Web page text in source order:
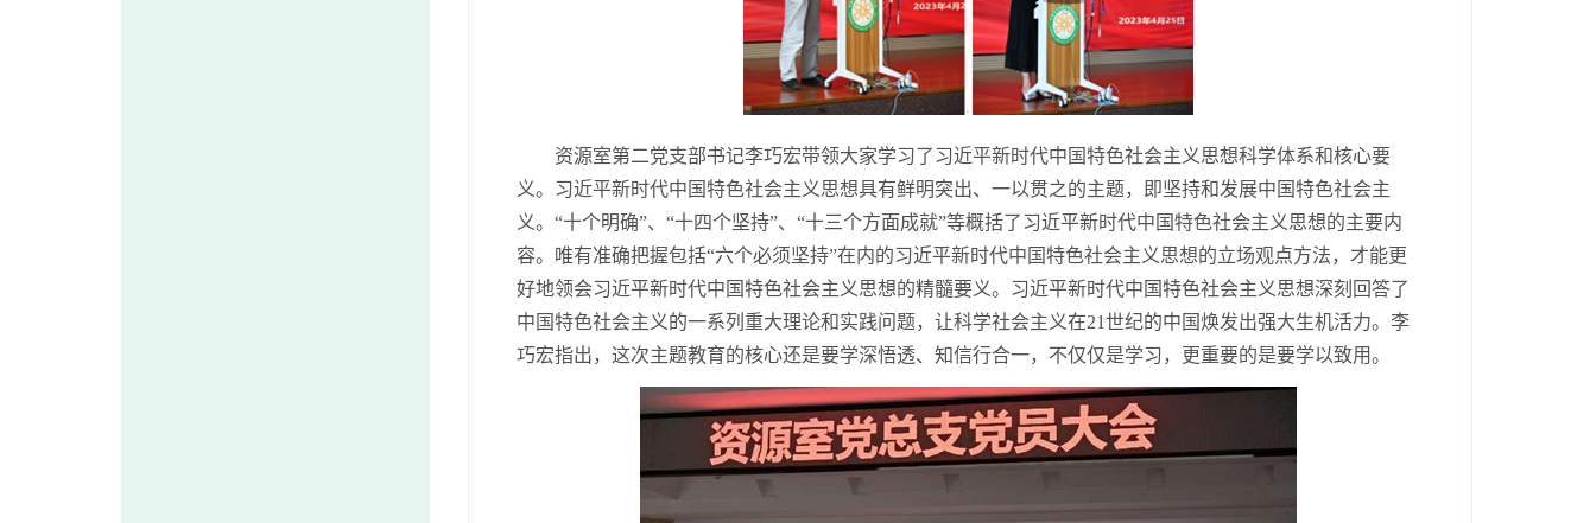
资源室第二党支部书记李巧宏带领大家学习了习近平新时代中国特色社会主义思想科学体系和核心要
义。习近平新时代中国特色社会主义思想具有鲜明突出、一以贯之的主题，即坚持和发展中国特色社会主
义。“十个明确”、“十四个坚持”、“十三个方面成就”等概括了习近平新时代中国特色社会主义思想的主要内
容。唯有准确把握包括“六个必须坚持”在内的习近平新时代中国特色社会主义思想的立场观点方法，才能更
好地领会习近平新时代中国特色社会主义思想的精髓要义。习近平新时代中国特色社会主义思想深刻回答了
中国特色社会主义的一系列重大理论和实践问题，让科学社会主义在21世纪的中国焕发出强大生机活力。李
巧宏指出，这次主题教育的核心还是要学深悟透、知信行合一，不仅仅是学习，更重要的是要学以致用。